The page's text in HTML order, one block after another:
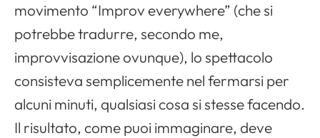
movimento “Improv everywhere” (che si
potrebbe tradurre, secondo me,
improvvisazione ovunque), lo spettacolo
consisteva semplicemente nel fermarsi per
alcuni minuti, qualsiasi cosa si stesse facendo.
Il risultato, come puoi immaginare, deve